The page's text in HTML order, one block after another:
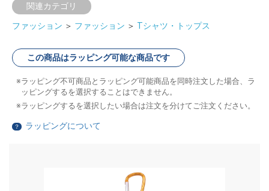
関連カテゴリ
ファッション ＞ ファッション ＞ Tシャツ・トップス
この商品はラッピング可能な商品です
ラッピング不可商品とラッピング可能商品を同時注文した場合、ラ
ッピングするを選択することはできません。
ラッピングするを選択したい場合は注文を分けてご注文ください。
？ ラッピングについて